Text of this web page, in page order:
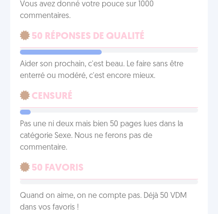
Vous avez donné votre pouce sur 1000
commentaires.
50 RÉPONSES DE QUALITÉ
Aider son prochain, c'est beau. Le faire sans être
enterré ou modéré, c'est encore mieux.
CENSURÉ
Pas une ni deux mais bien 50 pages lues dans la
catégorie Sexe. Nous ne ferons pas de
commentaire.
50 FAVORIS
Quand on aime, on ne compte pas. Déjà 50 VDM
dans vos favoris !